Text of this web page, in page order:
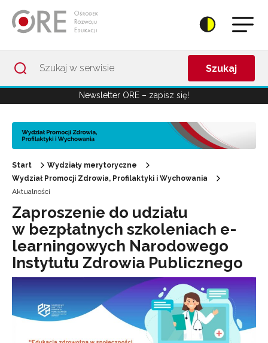
Szukaj
Newsletter ORE – zapisz się!
Start
Wydziały merytoryczne
Wydział Promocji Zdrowia, Profilaktyki i Wychowania
Aktualności
Zaproszenie do udziału
w bezpłatnych szkoleniach e-
learningowych Narodowego
Instytutu Zdrowia Publicznego